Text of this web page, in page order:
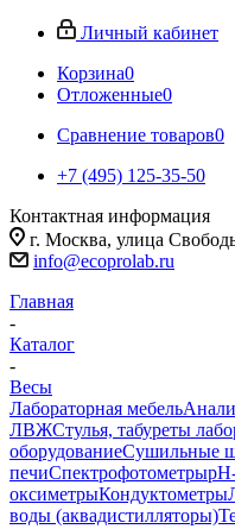
Личный кабинет
Корзина0
Отложенные0
Сравнение товаров0
+7 (495) 125-35-50
Контактная информация
г. Москва, улица
info@ecoprolab.ru
Главная
-
Каталог
-
Весы
Лабораторная мебель
ЛВЖСтулья, табуреты
оборудованиеСушильные
печиСпектрофотометры
оксиметрыКондуктометры
воды (аквадистилляторы)